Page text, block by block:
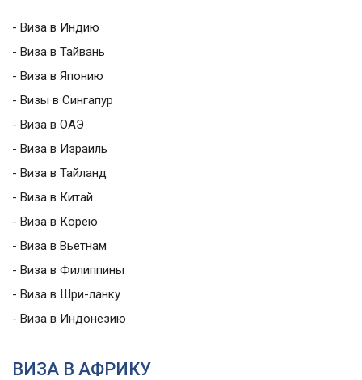
- Виза в Индию
- Виза в Тайвань
- Виза в Японию
- Визы в Сингапур
- Виза в ОАЭ
- Виза в Израиль
- Виза в Тайланд
- Виза в Китай
- Виза в Корею
- Виза в Вьетнам
- Виза в Филиппины
- Виза в Шри-ланку
- Виза в Индонезию
ВИЗА В АФРИКУ